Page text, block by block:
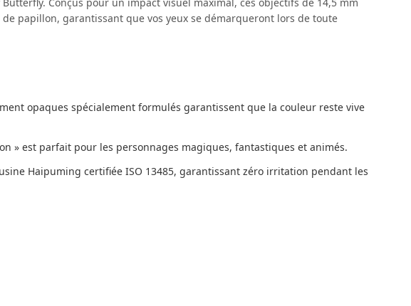
papillon, garantissant que vos yeux se démarqueront lors de toute
opaques spécialement formulés garantissent que la couleur reste vive
» est parfait pour les personnages magiques, fantastiques et animés.
Haipuming certifiée ISO 13485, garantissant zéro irritation pendant les